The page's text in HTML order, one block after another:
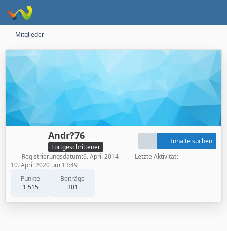
Mitglieder
Andr?76
Fortgeschrittener
Punkte
1.515
Beiträge
301
Inhalte suchen
Registrierungsdatum 6. April 2014
Letzte Aktivität
10. April 2020 um 13:49